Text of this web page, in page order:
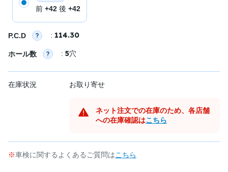
前 +42 後 +42
P.C.D : 114.30
ホール数 : 5穴
在庫状況 お取り寄せ
ネット注文での在庫のため、各店舗
への在庫確認はこちら
車検に関するよくあるご質問はこちら